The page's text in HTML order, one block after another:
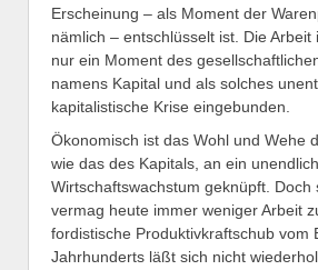
Erscheinung – als Moment der
nämlich – entschlüsselt ist. Die Arbeit
nur ein Moment des
namens Kapital und als solches
kapitalistische Krise eingebunden.
Ökonomisch ist das Wohl und Wehe
wie das des Kapitals, an ein
Wirtschaftswachstum geknüpft. Doch
vermag heute immer weniger Arbeit
fordistische Produktivkraftschub vom
Jahrhunderts läßt sich nicht